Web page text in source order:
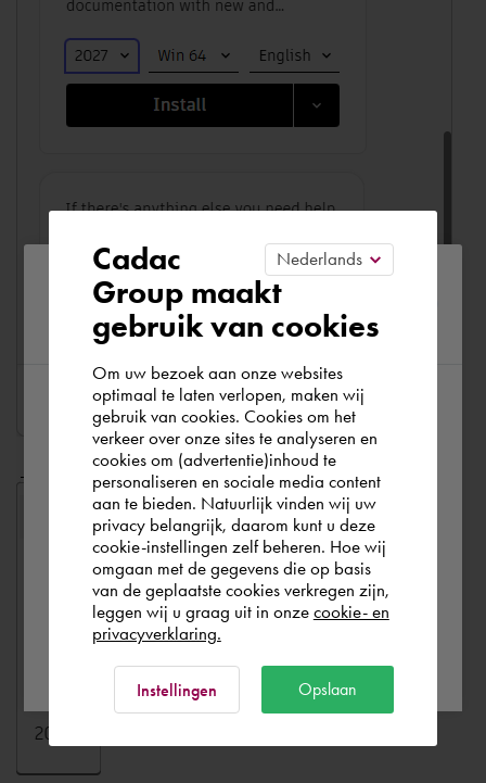
Please confirm your current
region
According to us you are situated in Rest of
the world. Please confirm in which country
you wish to shop.
België Rest of the world
Cadac
Group maakt
gebruik van cookies
Om uw bezoek aan onze websites
optimaal te laten verlopen, maken wij
gebruik van cookies. Cookies om het
verkeer over onze sites te analyseren en
cookies om (advertentie)inhoud te
personaliseren en sociale media content
aan te bieden. Natuurlijk vinden wij uw
privacy belangrijk, daarom kunt u deze
cookie-instellingen zelf beheren. Hoe wij
omgaan met de gegevens die op basis
van de geplaatste cookies verkregen zijn,
leggen wij u graag uit in onze cookie- en
privacyverklaring.
Instellingen Opslaan